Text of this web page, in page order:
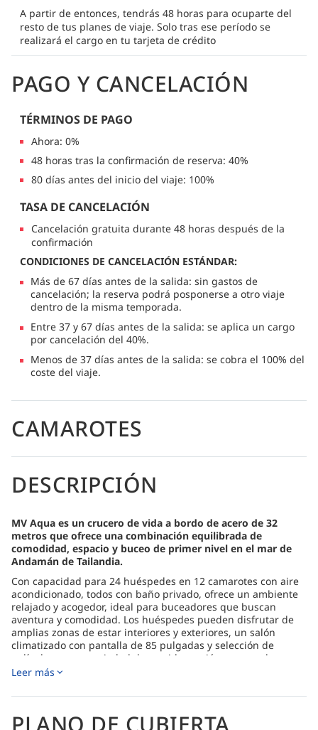
A partir de entonces, tendrás 48 horas para ocuparte del
resto de tus planes de viaje. Solo tras ese período se
realizará el cargo en tu tarjeta de crédito
PAGO Y CANCELACIÓN
TÉRMINOS DE PAGO
Ahora: 0%
48 horas tras la confirmación de reserva: 40%
80 días antes del inicio del viaje: 100%
TASA DE CANCELACIÓN
Cancelación gratuita durante 48 horas después de la
confirmación
CONDICIONES DE CANCELACIÓN ESTÁNDAR:
Más de 67 días antes de la salida: sin gastos de
cancelación; la reserva podrá posponerse a otro viaje
dentro de la misma temporada.
Entre 37 y 67 días antes de la salida: se aplica un cargo
por cancelación del 40%.
Menos de 37 días antes de la salida: se cobra el 100% del
coste del viaje.
CAMAROTES
DESCRIPCIÓN
MV Aqua es un crucero de vida a bordo de acero de 32
metros que ofrece una combinación equilibrada de
comodidad, espacio y buceo de primer nivel en el mar de
Andamán de Tailandia.
Con capacidad para 24 huéspedes en 12 camarotes con aire
acondicionado, todos con baño privado, ofrece un ambiente
relajado y acogedor, ideal para buceadores que buscan
aventura y comodidad. Los huéspedes pueden disfrutar de
amplias zonas de estar interiores y exteriores, un salón
climatizado con pantalla de 85 pulgadas y selección de
películas, y una variedad de comidas recién preparadas
durante todo el viaje.
Richelieu), los coloridos arrecifes y pináculos del sur de
Leer más
PLANO DE CUBIERTA